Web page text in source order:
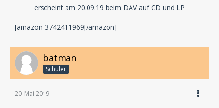
erscheint am 20.09.19 beim DAV auf CD und LP
[amazon]3742411969[/amazon]
batman
Schüler
20. Mai 2019